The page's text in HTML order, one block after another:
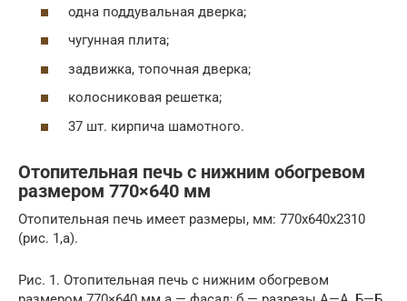
одна поддувальная дверка;
чугунная плита;
задвижка, топочная дверка;
колосниковая решетка;
37 шт. кирпича шамотного.
Отопительная печь с нижним обогревом
размером 770×640 мм
Отопительная печь имеет размеры, мм: 770x640x2310
(рис. 1,а).
Рис. 1. Отопительная печь с нижним обогревом